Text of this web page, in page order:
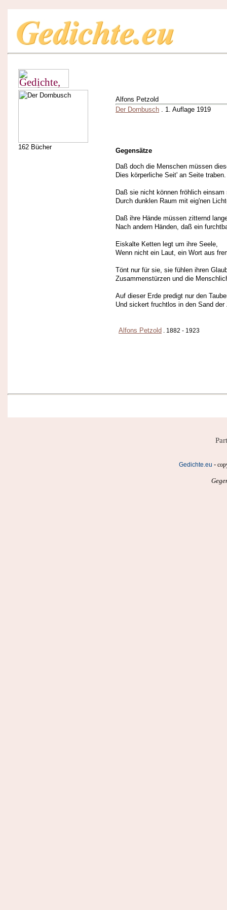
162 Bücher
Alfons Petzold
Der Dornbusch . 1. Auflage 1919
Gegensätze
Daß doch die Menschen müssen
Dies körperliche Seit' an Seite traben.
Daß sie nicht können fröhlich einsam
Durch dunklen Raum mit eig'nen
Daß ihre Hände müssen zitternd
Nach andern Händen, daß ein
Eiskalte Ketten legt um ihre Seele,
Wenn nicht ein Laut, ein Wort aus
Tönt nur für sie, sie fühlen ihren
Zusammenstürzen und die
Auf dieser Erde predigt nur den
Und sickert fruchtlos in den Sand der
Alfons Petzold . 1882 - 1923
Gedichte.eu -